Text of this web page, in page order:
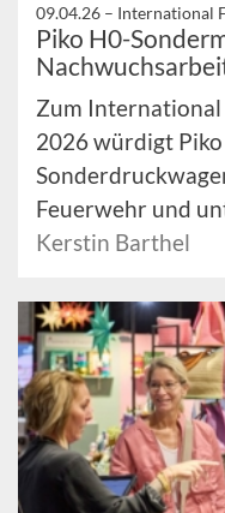
09.04.26 – International
Piko H0-
Zum International
2026 würdigt
Feuerwehr und
Kerstin Barthel